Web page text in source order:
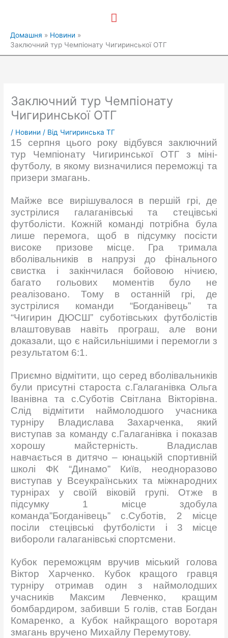
Головне
Домашня
Новини
Заключний тур Чемпіонату Чигиринської ОТГ
Заключний тур Чемпіонату
Чигиринської ОТГ
/ Новини / Від Чигиринська ТГ
15 серпня цього року відбувся заключний
тур Чемпіонату Чигиринської ОТГ з міні-
футболу, в якому визначилися переможці та
призери змагань.
Майже все вирішувалося в першій грі, де
зустрілися галаганівські та стецівські
футболісти. Кожній команді потрібна була
лише перемога, щоб в підсумку посісти
високе призове місце. Гра тримала
вболівальників в напрузі до фінального
свистка і закінчилася бойовою нічиєю,
багато гольових моментів було не
реалізовано. Тому в останній грі, де
зустрілися команди “Богданівець” та
“Чигирин ДЮСШ” суботівських футболістів
влаштовував навіть програш, але вони
доказали, що є найсильнішими і перемогли з
результатом 6:1.
Приємно відмітити, що серед вболівальників
були присутні староста с.Галаганівка Ольга
Іванівна та с.Суботів Світлана Вікторівна.
Слід відмітити наймолодшого учасника
турніру Владислава Захарченка, який
виступав за команду с.Галаганівка і показав
хорошу майстерність. Владислав
навчається в дитячо – юнацькій спортивній
школі ФК “Динамо” Київ, неодноразово
виступав у Всеукраїнських та міжнародних
турнірах у своїй віковій групі. Отже в
підсумку 1 місце здобула
команда”Богданівець” с.Суботів, 2 місце
посіли стецівські футболісти і 3 місце
вибороли галаганівські спортсмени.
Кубок переможцям вручив міський голова
Віктор Харченко. Кубок кращого гравця
турніру отримав один з наймолодших
учасників Максим Левченко, кращим
бомбардиром, забивши 5 голів, став Богдан
Комаренко, а Кубок найкращого воротаря
змагань вручено Михайлу Перемутову.